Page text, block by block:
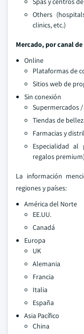
Others
clinics, etc.)
Mercado, por canal
Online
Plataformas de
Sitios web de
Sin conexión
Supermercados
Tiendas de
Farmacias y
Especialidad
regalos premium)
La información
regiones y países:
América del Norte
EE.UU.
Canadá
Europa
UK
Alemania
Francia
Italia
España
Asia Pacífico
China